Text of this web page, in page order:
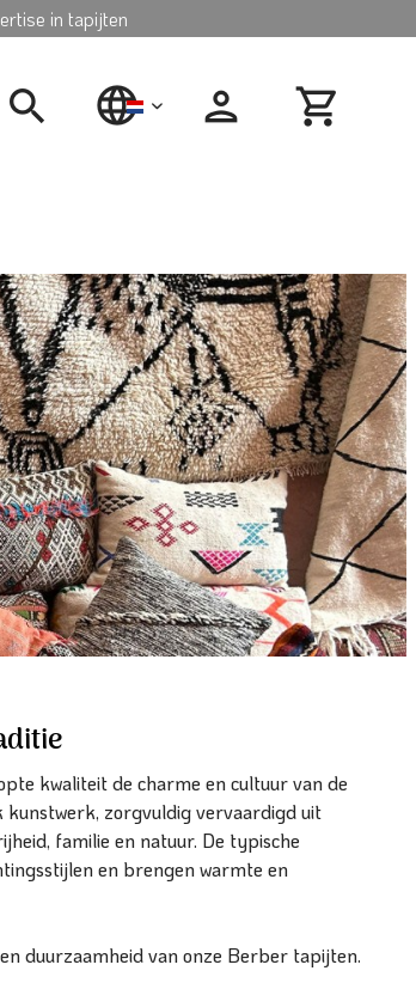
in tapijten
nederlands
kwaliteit de charme en cultuur van de
kunstwerk, zorgvuldig vervaardigd uit
familie en natuur. De typische
en brengen warmte en
duurzaamheid van onze Berber tapijten.